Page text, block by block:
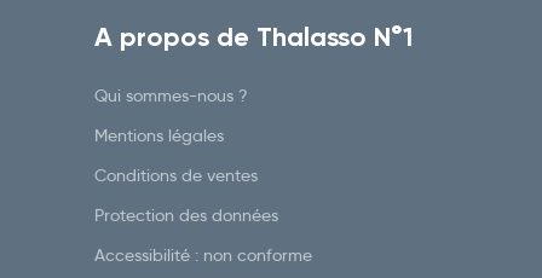
A propos de Thalasso N°1
Qui sommes-nous ?
Mentions légales
Conditions de ventes
Protection des données
Accessibilité : non conforme